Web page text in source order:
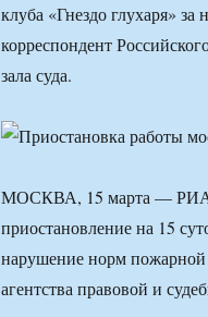
клуба «Гнездо глухаря»
корреспондент
зала суда.
МОСКВА, 15 марта — РИА
приостановление на 15
нарушение норм пожарной
агентства правовой и